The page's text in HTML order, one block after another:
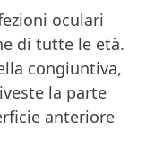
oculari
di tutte le età.
congiuntiva,
la parte
anteriore